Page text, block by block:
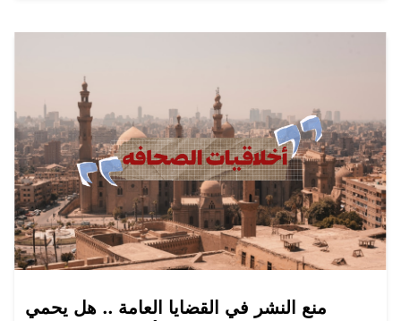
منع النشر في القضايا العامة .. هل يحمي